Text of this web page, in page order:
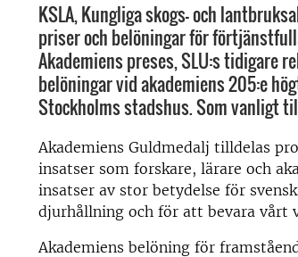
KSLA, Kungliga skogs- och
priser och belöningar för
Akademiens preses, SLU:s tidigare
belöningar vid akademiens 205:e
Stockholms stadshus. Som vanligt
Akademiens Guldmedalj tilldelas
insatser som forskare, lärare och
insatser av stor betydelse för
djurhållning och för att bevara vårt
Akademiens belöning för